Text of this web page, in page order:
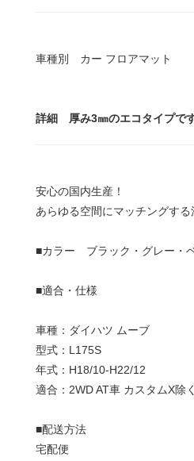
車種別 カー フロアマット
詳細 厚み3㎜のエコタイプで
安心の国内生産！
あらゆる空間にマッチングする
■カラー ブラック・グレー・
■適合・仕様
車種：ダイハツ ムーブ
型式：L175S
年式：H18/10-H22/12
適合：2WD AT車 カスタムX除
■配送方法
宅配便